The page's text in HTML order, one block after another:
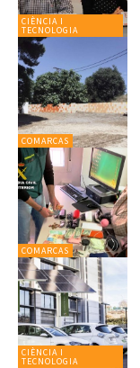
CIÈNCIA I
TECNOLOGIA
COMARCAS
COMARCAS
CIÈNCIA I
TECNOLOGIA